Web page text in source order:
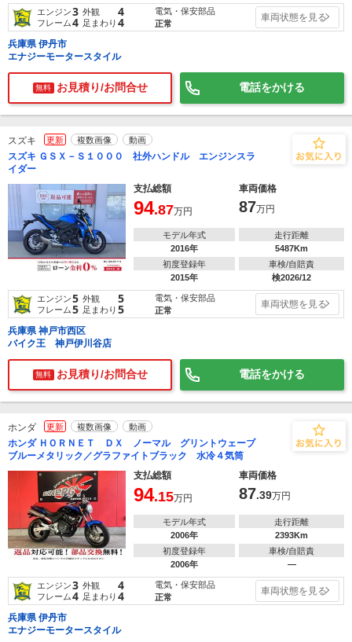
エンジン3 外観 4
フレーム4 足まわり 4
電気・保安部品
正常
車両状態を見る
兵庫県 伊丹市
エナジーモータースタイル
無料 お見積り/お問合せ 電話をかける
スズキ 更新 複数画像 動画
スズキ ＧＳＸ－Ｓ１０００ 社外ハンドル エンジンスラ
イダー
支払総額
車両価格
94.87万円 87万円
モデル年式
2016年
走行距離
5487Km
初度登録年
2015年
車検/自賠責
検2026/12
エンジン5 外観 5
フレーム5 足まわり 5
電気・保安部品
正常
車両状態を見る
兵庫県 神戸市西区
バイク王 神戸伊川谷店
無料 お見積り/お問合せ 電話をかける
ホンダ 更新 複数画像 動画
ホンダ ＨＯＲＮＥＴ ＤＸ ノーマル グリントウェーブ
ブルーメタリック／グラファイトブラック 水冷４気筒
支払総額
車両価格
94.15万円 87.39万円
モデル年式
2006年
走行距離
2393Km
初度登録年
2006年
車検/自賠責
―
エンジン3 外観 4
フレーム4 足まわり 4
電気・保安部品
正常
車両状態を見る
兵庫県 伊丹市
エナジーモータースタイル